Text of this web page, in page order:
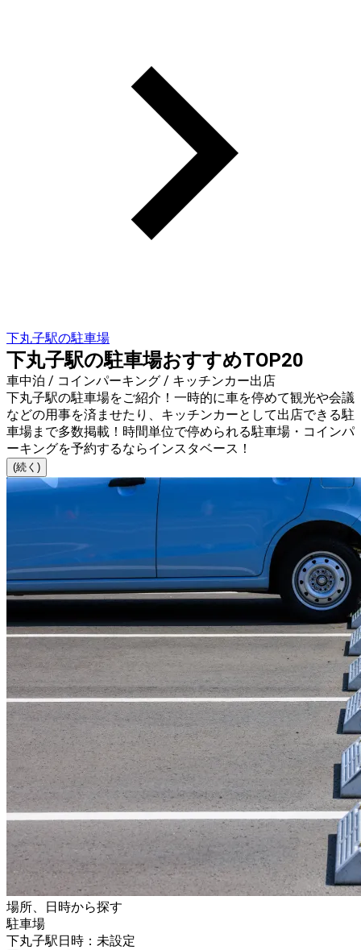
下丸子駅の駐車場
下丸子駅の駐車場おすすめTOP20
車中泊 / コインパーキング / キッチンカー出店
下丸子駅の駐車場をご紹介！一時的に車を停めて観光や会議
などの用事を済ませたり、キッチンカーとして出店できる駐
車場まで多数掲載！時間単位で停められる駐車場・コインパ
ーキングを予約するならインスタベース！
(続く)
場所、日時から探す
駐車場
下丸子駅日時：未設定